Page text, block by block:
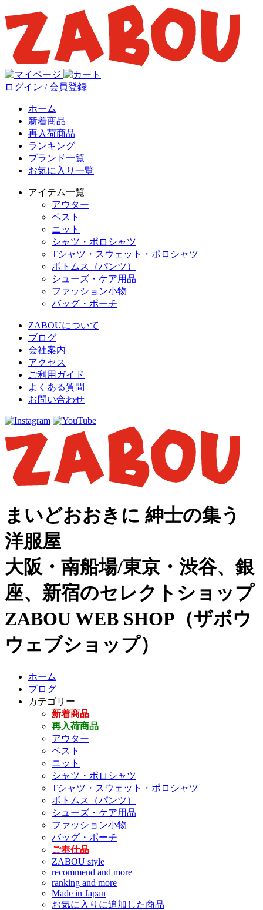
ログイン / 会員登録
ホーム
新着商品
再入荷商品
ランキング
ブランド一覧
お気に入り一覧
アイテム一覧
アウター
ベスト
ニット
シャツ・ポロシャツ
Tシャツ・スウェット・ポロシャツ
ボトムス（パンツ）
シューズ・ケア用品
ファッション小物
バッグ・ポーチ
ZABOUについて
ブログ
会社案内
アクセス
ご利用ガイド
よくある質問
お問い合わせ
まいどおおきに 紳士の集う
洋服屋
大阪・南船場/東京・渋谷、銀
座、新宿のセレクトショップ
ZABOU WEB SHOP（ザボウ
ウェブショップ）
ホーム
ブログ
カテゴリー
新着商品
再入荷商品
アウター
ベスト
ニット
シャツ・ポロシャツ
Tシャツ・スウェット・ポロシャツ
ボトムス（パンツ）
シューズ・ケア用品
ファッション小物
バッグ・ポーチ
ご奉仕品
ZABOU style
recommend and more
ranking and more
Made in Japan
お気に入りに追加した商品